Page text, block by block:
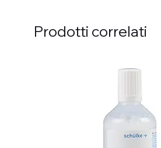
Prodotti correlati